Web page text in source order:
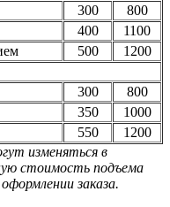
300
800
400
1100
500
1200
300
800
350
1000
550
1200
изменяться в
стоимость подъема
заказа.